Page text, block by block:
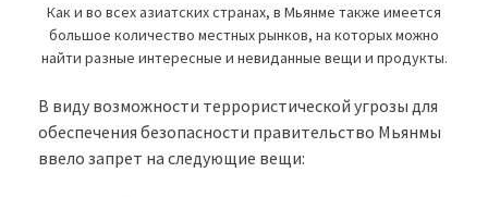
Как и во всех азиатских странах, в Мьянме также имеется
большое количество местных рынков, на которых можно
найти разные интересные и невиданные вещи и продукты.
В виду возможности террористической угрозы для
обеспечения безопасности правительство Мьянмы
ввело запрет на следующие вещи: